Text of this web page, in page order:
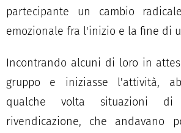
partecipante un cambio
emozionale fra l'inizio e la fine di
Incontrando alcuni di loro in
gruppo e iniziasse l'attività,
qualche volta situazioni di
rivendicazione, che andavano